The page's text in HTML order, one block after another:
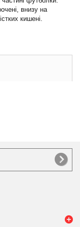
внизу на
кишені.